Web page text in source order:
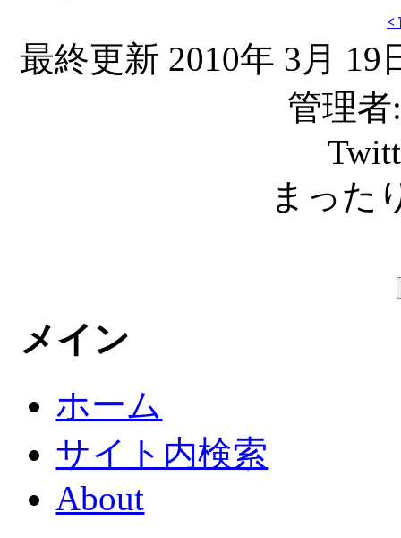
<
最終更新 2010年 3月
管理者
まった
メイン
ホーム
サイト内検索
About